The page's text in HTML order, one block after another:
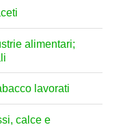
alimentari;
lavorati
calce e